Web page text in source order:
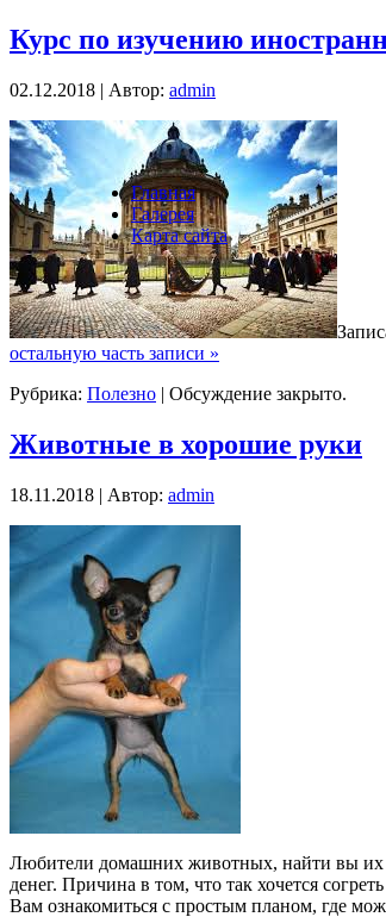
Главная
Галерея
Карта сайта
Курс по изучению
02.12.2018 | Автор: admin
остальную часть записи »
Рубрика: Полезно | Обсуждение закрыто.
Животные в хорошие руки
18.11.2018 | Автор: admin
Любители домашних животных, найти вы их
денег. Причина в том, что так хочется
Вам ознакомиться с простым планом, где